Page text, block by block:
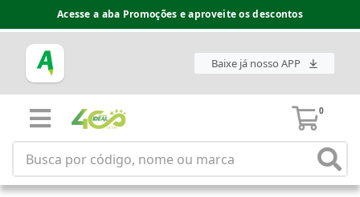
Acesse a aba Promoções e aproveite os descontos
Baixe já nosso APP
0